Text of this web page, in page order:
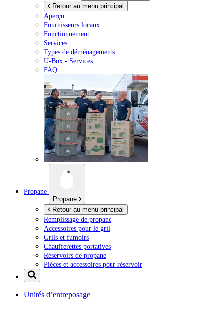
Retour au menu principal
Aperçu
Fournisseurs locaux
Fonctionnement
Services
Types de déménagements
U-Box - Services
FAQ
Propane
Propane
Retour au menu principal
Remplissage de propane
Accessoires pour le gril
Grils et fumoirs
Chaufferettes portatives
Réservoirs de propane
Pièces et accessoires pour réservoir
Unités d’entreposage